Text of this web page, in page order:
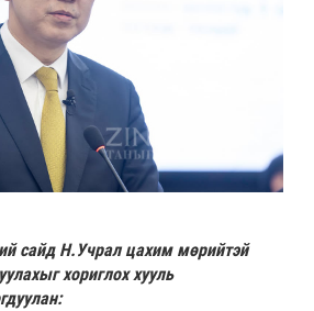
сайд Н.Учрал цахим мөрийтэй
хориглох хууль